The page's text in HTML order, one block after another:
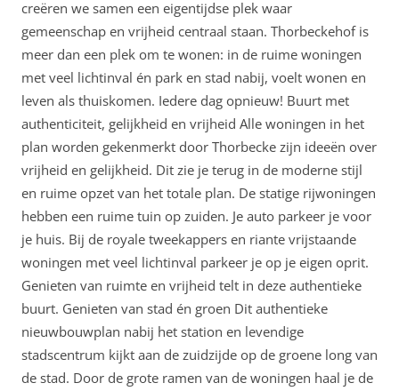
creëren we samen een eigentijdse plek waar
gemeenschap en vrijheid centraal staan. Thorbeckehof is
meer dan een plek om te wonen: in de ruime woningen
met veel lichtinval én park en stad nabij, voelt wonen en
leven als thuiskomen. Iedere dag opnieuw! Buurt met
authenticiteit, gelijkheid en vrijheid Alle woningen in het
plan worden gekenmerkt door Thorbecke zijn ideeën over
vrijheid en gelijkheid. Dit zie je terug in de moderne stijl
en ruime opzet van het totale plan. De statige rijwoningen
hebben een ruime tuin op zuiden. Je auto parkeer je voor
je huis. Bij de royale tweekappers en riante vrijstaande
woningen met veel lichtinval parkeer je op je eigen oprit.
Genieten van ruimte en vrijheid telt in deze authentieke
buurt. Genieten van stad én groen Dit authentieke
nieuwbouwplan nabij het station en levendige
stadscentrum kijkt aan de zuidzijde op de groene long van
de stad. Door de grote ramen van de woningen haal je de